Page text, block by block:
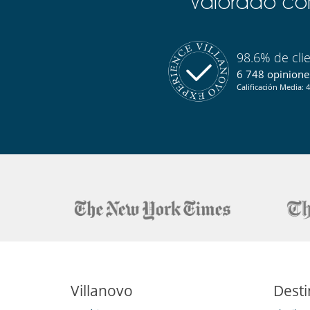
Ocios y actividades deportivas
Bodega de vinos con temperatura controlada
98.6% de
6 748
Calificación Media:
Villanovo